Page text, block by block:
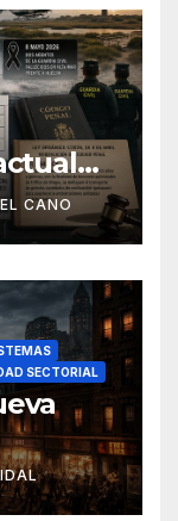
CANO
SECTORIAL